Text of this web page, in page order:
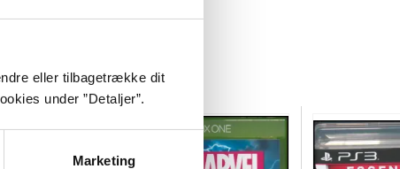
eller tilbagetrække dit
under ”Detaljer”.
Marketing